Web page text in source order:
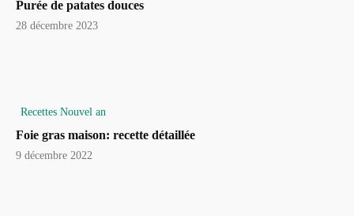
Purée de patates douces
28 décembre 2023
Recettes Nouvel an
Foie gras maison: recette détaillée
9 décembre 2022